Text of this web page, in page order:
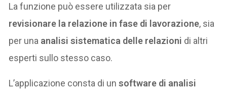
La funzione può essere utilizzata sia per
revisionare la relazione in fase di lavorazione, sia
per una analisi sistematica delle relazioni di altri
esperti sullo stesso caso.
L’applicazione consta di unsoftware di analisi